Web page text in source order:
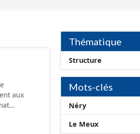
aux
Thématique
Structure
Mots-clés
Néry
Le Meux